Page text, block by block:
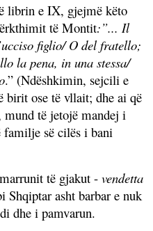
librin e IX, gjejmë këto
të Montit:”... Il
figlio/ O del fratello;
la pena, in una stessa/
.” (Ndëshkimin, sejcili e
birit ose të vllait; dhe ai që
mund të jetojë mandej i
familje së cilës i bani
të gjakut - vendetta
Shqiptar asht barbar e nuk
dhe i pamvarun.